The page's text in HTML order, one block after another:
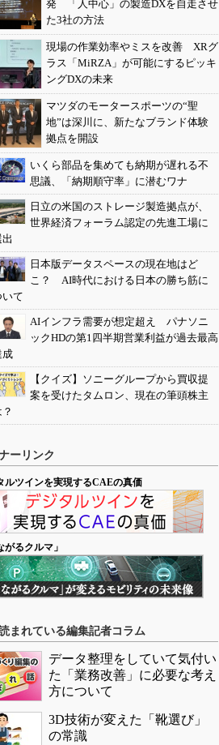
発 「人中心」の製造DXを自走させ
た3社の方法
現場の作業効率やミスを改善 XRグ
ラス「MiRZA」が可能にするピッキ
ングDXの未来
マツダのモータースポーツの“聖
地”は深川に、新たなブランド体験
拠点を開設
いくら部品を集めても納期が遅れる不
思議、「納期順守率」に潜むワナ
日立の米国のストレージ製造拠点が、
世界経済フォーラム認定の先進工場に
日本版データスペースの現在地はど
こ？ AI時代における日本の勝ち筋に
いて
AIインフラ需要が想定超え パナソニ
ックHDの第1四半期営業利益が過去最高
成
【クイズ】ソニーグループから買収提
案を受けたタムロン、現在の筆頭株主
ーリンク
ルツインを実現するCAEの真価
がるクルマ」
まれている編集記者コラム
データ整理をしていて気付い
た「業務改善」に必要な考え
方について
3D技術が変えた「靴選び」
の常識